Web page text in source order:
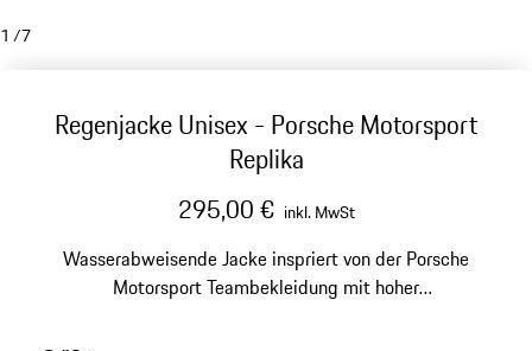
1 /7
Regenjacke Unisex - Porsche Motorsport
Replika
295,00 € inkl. MwSt
Wasserabweisende Jacke inspriert von der Porsche
Motorsport Teambekleidung mit hoher